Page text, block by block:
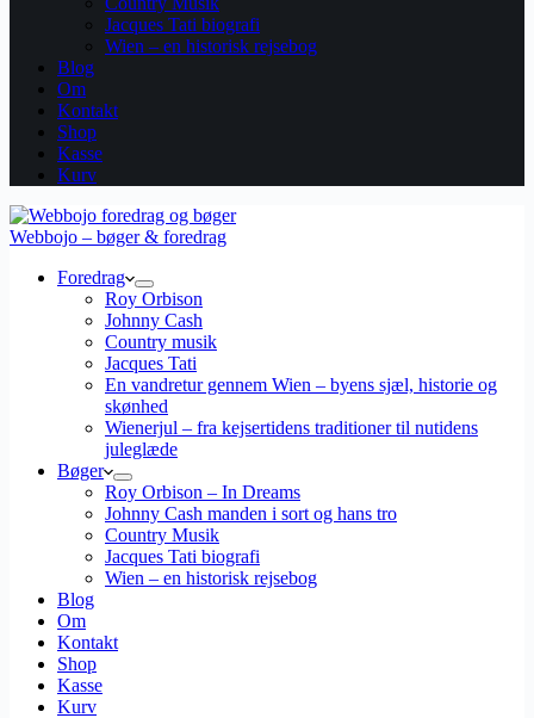
Jacques Tati biografi
Wien – en historisk rejsebog
Blog
Om
Kontakt
Shop
Kasse
Kurv
Webbojo – bøger & foredrag
Foredrag
Roy Orbison
Johnny Cash
Country musik
Jacques Tati
En vandretur gennem Wien – byens sjæl, historie og
skønhed
Wienerjul – fra kejsertidens traditioner til nutidens
juleglæde
Bøger
Roy Orbison – In Dreams
Johnny Cash manden i sort og hans tro
Country Musik
Jacques Tati biografi
Wien – en historisk rejsebog
Blog
Om
Kontakt
Shop
Kasse
Kurv